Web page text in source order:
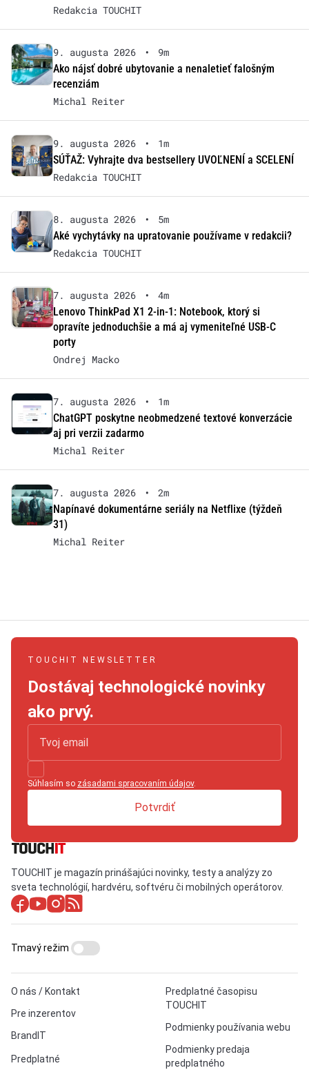
Redakcia TOUCHIT
9. augusta 2026 •
9m
Ako nájsť dobré ubytovanie a nenaletieť falošným
recenziám
Michal Reiter
9. augusta 2026 •
1m
SÚŤAŽ: Vyhrajte dva bestsellery UVOĽNENÍ a SCELENÍ
Redakcia TOUCHIT
8. augusta 2026 •
5m
Aké vychytávky na upratovanie používame v redakcii?
Redakcia TOUCHIT
7. augusta 2026 •
4m
Lenovo ThinkPad X1 2-in-1: Notebook, ktorý si
opravíte jednoduchšie a má aj vymeniteľné USB-C
porty
Ondrej Macko
7. augusta 2026 •
1m
ChatGPT poskytne neobmedzené textové konverzácie
aj pri verzii zadarmo
Michal Reiter
7. augusta 2026 •
2m
Napínavé dokumentárne seriály na Netflixe (týždeň
31)
Michal Reiter
TOUCHIT NEWSLETTER
Dostávaj technologické novinky
ako prvý.
Súhlasím so zásadami spracovaním údajov.
Potvrdiť
TOUCHIT je magazín prinášajúci novinky, testy a analýzy zo
sveta technológií, hardvéru, softvéru či mobilných operátorov.
O nás / Kontakt
Pre inzerentov
BrandIT
Predplatné
Predplatné časopisu
TOUCHIT
Podmienky používania webu
Podmienky predaja
predplatného
Tmavý režim